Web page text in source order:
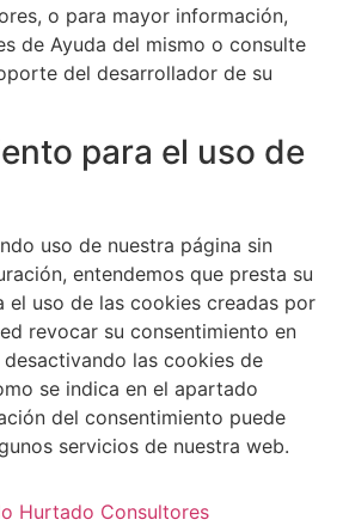
o para mayor información,
de Ayuda del mismo o consulte
del desarrollador de su
para el uso de
uso de nuestra página sin
entendemos que presta su
el uso de las cookies creadas por
revocar su consentimiento en
las cookies de
se indica en el apartado
del consentimiento puede
servicios de nuestra web.